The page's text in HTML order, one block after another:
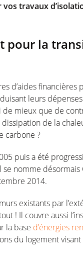
travaux
pour la
d’aides financières
leurs
de mieux que de
de la
carbone ?
puis a été
nomme désormais
2014.
existants par
! Il couvre aussi
la base d’énergies
du logement